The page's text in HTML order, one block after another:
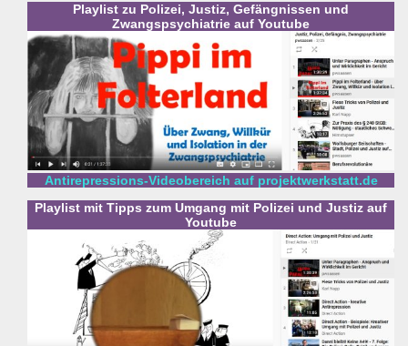
Playlist zu Polizei, Justiz, Gefängnissen und
Zwangspsychiatrie auf Youtube
Antirepressions-Videobereich auf projektwerkstatt.de
Playlist mit Tipps zum Umgang mit Polizei und Justiz auf
Youtube